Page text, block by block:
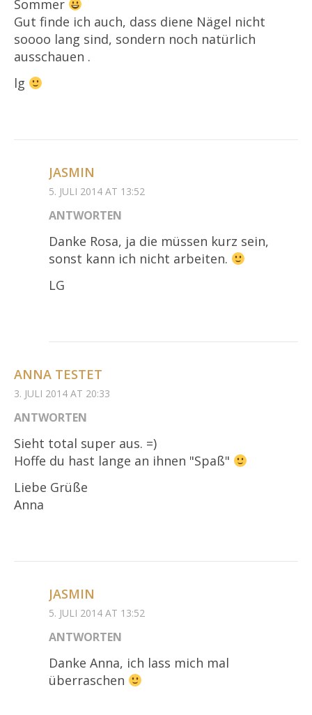
Sommer
Gut finde ich auch, dass diene Nägel nicht
soooo lang sind, sondern noch natürlich
ausschauen .
lg
JASMIN
5. JULI 2014 AT 13:52
ANTWORTEN
Danke Rosa, ja die müssen kurz sein,
sonst kann ich nicht arbeiten.
LG
ANNA TESTET
3. JULI 2014 AT 20:33
ANTWORTEN
Sieht total super aus. =)
Hoffe du hast lange an ihnen "Spaß"
Liebe Grüße
Anna
JASMIN
5. JULI 2014 AT 13:52
ANTWORTEN
Danke Anna, ich lass mich mal
überraschen